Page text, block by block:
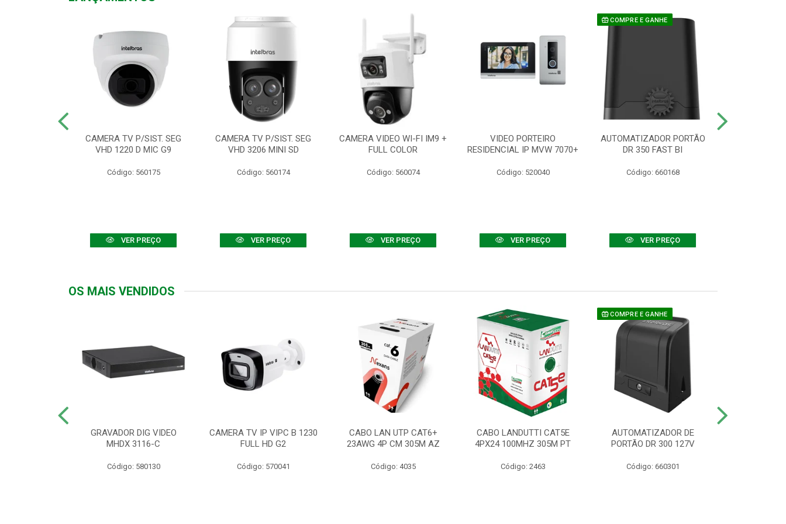
CAMERA TV P/SIST. SEG
VHD 1220 D MIC G9
Código: 560175
VER PREÇO
CAMERA TV P/SIST. SEG
VHD 3206 MINI SD
Código: 560174
VER PREÇO
CAMERA VIDEO WI-FI IM9 +
FULL COLOR
Código: 560074
VER PREÇO
VIDEO PORTEIRO
RESIDENCIAL IP MVW 7070+
Código: 520040
VER PREÇO
COMPRE E GANHE
AUTOMATIZADOR PORTÃO
DR 350 FAST BI
Código: 660168
VER PREÇO
OS MAIS VENDIDOS
GRAVADOR DIG VIDEO
MHDX 3116-C
Código: 580130
CAMERA TV IP VIPC B 1230
FULL HD G2
Código: 570041
CABO LAN UTP CAT6+
23AWG 4P CM 305M AZ
Código: 4035
CABO LANDUTTI CAT5E
4PX24 100MHZ 305M PT
Código: 2463
COMPRE E GANHE
AUTOMATIZADOR DE
PORTÃO DR 300 127V
Código: 660301